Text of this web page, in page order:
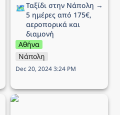
🗺️Ταξίδι στην Νάπολη →
5 ημέρες από 175€,
αεροπορικά και
διαμονή
Αθήνα
Νάπολη
Dec 20, 2024 3:24 PM
Ταξίδι στη Ρώμη → 5